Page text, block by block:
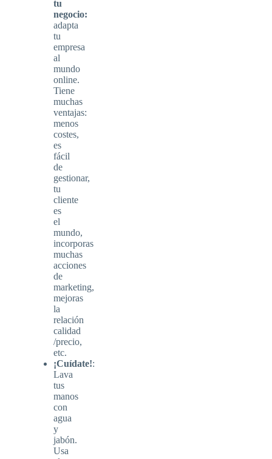
tu
negocio:
adapta
tu
empresa
al
mundo
online.
Tiene
muchas
ventajas:
menos
costes,
es
fácil
de
gestionar,
tu
cliente
es
el
mundo,
incorporas
muchas
acciones
de
marketing,
mejoras
la
relación
calidad
/precio,
etc.
¡Cuídate!:
Lava
tus
manos
con
agua
y
jabón.
Usa